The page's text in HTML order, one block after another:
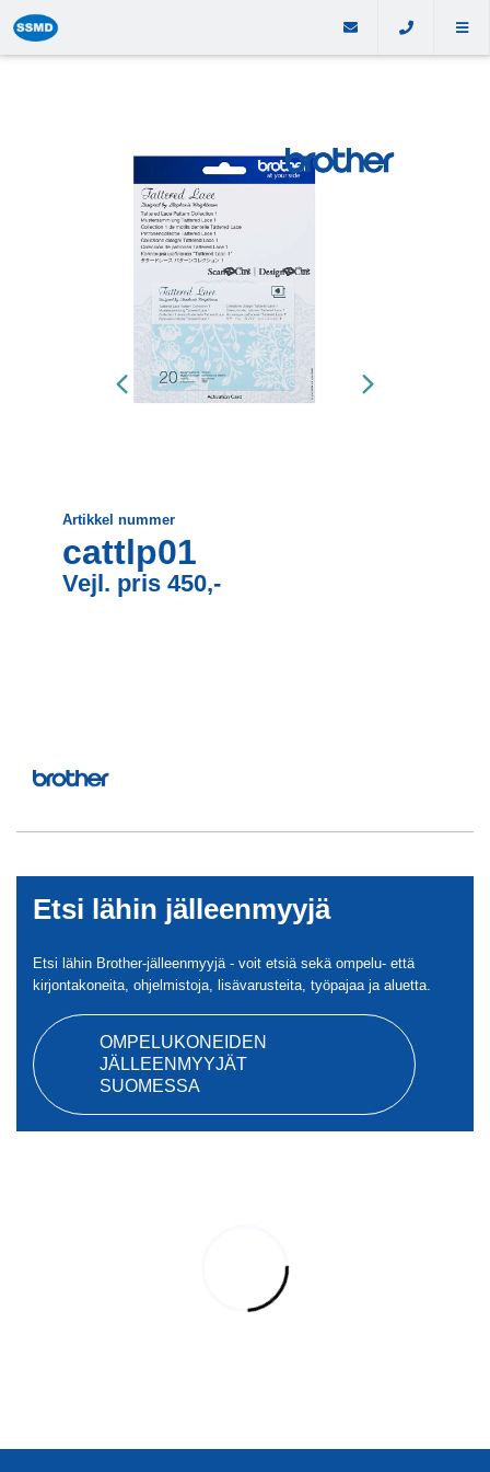
Artikkel nummer
cattlp01
Vejl. pris 450,-
Etsi lähin jälleenmyyjä
Etsi lähin Brother-jälleenmyyjä - voit etsiä sekä ompelu- että
kirjontakoneita, ohjelmistoja, lisävarusteita, työpajaa ja aluetta.
OMPELUKONEIDEN
JÄLLEENMYYJÄT
SUOMESSA